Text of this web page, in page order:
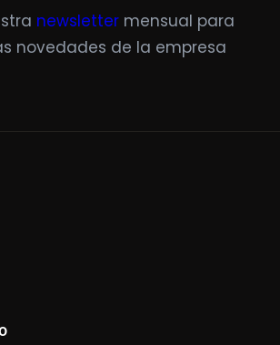
newsletter mensual para
novedades de la empresa